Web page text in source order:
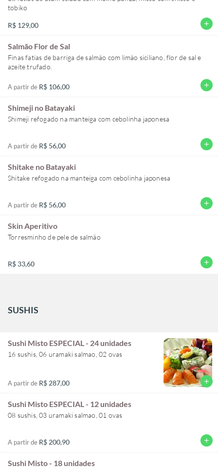
tobiko
R$ 129,00 add
Salmão Flor de Sal
Finas fatias de barriga de salmão com limão siciliano, flor de sal e
azeite trufado.
A partir de R$ 106,00 add
Shimeji no Batayaki
Shimeji refogado na manteiga com cebolinha japonesa
A partir de R$ 56,00 add
Shitake no Batayaki
Shitake refogado na manteiga com cebolinha japonesa
A partir de R$ 56,00 add
Skin Aperitivo
Torresminho de pele de salmão
R$ 33,60 add
SUSHIS
Sushi Misto ESPECIAL - 24 unidades
16 sushis, 06 uramaki salmao, 02 ovas
A partir de R$ 287,00 add
Sushi Misto ESPECIAL - 12 unidades
08 sushis, 03 uramaki salmao, 01 ovas
A partir de R$ 200,90 add
Sushi Misto - 18 unidades